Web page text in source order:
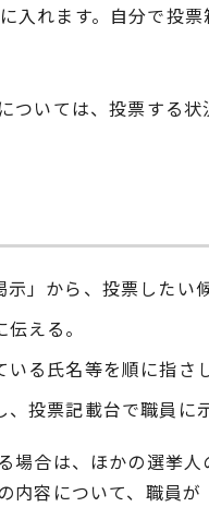
れます。自分で投
ついては、投票する
」から、投票したい
える。
る氏名等を順に指さ
投票記載台で職員に示
合は、ほかの選挙
内容について、職員